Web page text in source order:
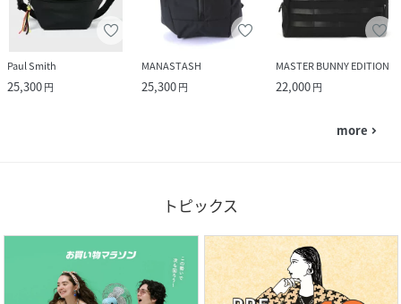
Paul Smith
25,300円
MANASTASH
25,300円
MASTER BUNNY EDITION
22,000円
more navigate_next
トピックス